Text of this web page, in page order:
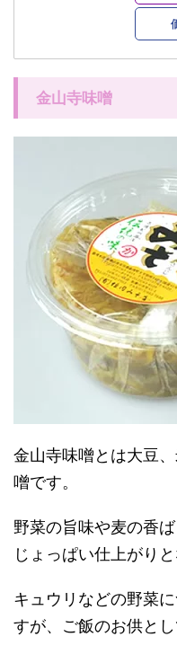
金山寺味噌
金山寺味噌とは大豆
噌です。
野菜の旨味や麦の香
じょっぱい仕上がりと
キュウリなどの野菜
すが、ご飯のお供とし